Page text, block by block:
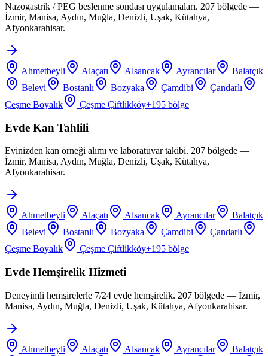
Nazogastrik / PEG beslenme sondası uygulamaları. 207 bölgede —
İzmir, Manisa, Aydın, Muğla, Denizli, Uşak, Kütahya,
Afyonkarahisar.
Ahmetbeyli Alaçatı Alsancak Ayrancılar
Balatçık
Belevi
Bostanlı Bozyaka Çamdibi
Çandarlı
Çeşme Boyalık
Çeşme Çiftlikköy+195 bölge
Evde Kan Tahlili
Evinizden kan örneği alımı ve laboratuvar takibi. 207 bölgede —
İzmir, Manisa, Aydın, Muğla, Denizli, Uşak, Kütahya,
Afyonkarahisar.
Ahmetbeyli Alaçatı Alsancak Ayrancılar
Balatçık
Belevi
Bostanlı Bozyaka Çamdibi
Çandarlı
Çeşme Boyalık
Çeşme Çiftlikköy+195 bölge
Evde Hemşirelik Hizmeti
Deneyimli hemşirelerle 7/24 evde hemşirelik. 207 bölgede — İzmir,
Manisa, Aydın, Muğla, Denizli, Uşak, Kütahya, Afyonkarahisar.
Ahmetbeyli Alaçatı Alsancak Ayrancılar Balatçık